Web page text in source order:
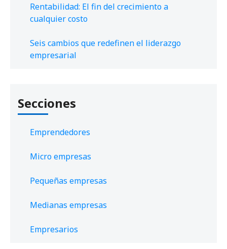
Rentabilidad: El fin del crecimiento a
cualquier costo
Seis cambios que redefinen el liderazgo
empresarial
Secciones
Emprendedores
Micro empresas
Pequeñas empresas
Medianas empresas
Empresarios